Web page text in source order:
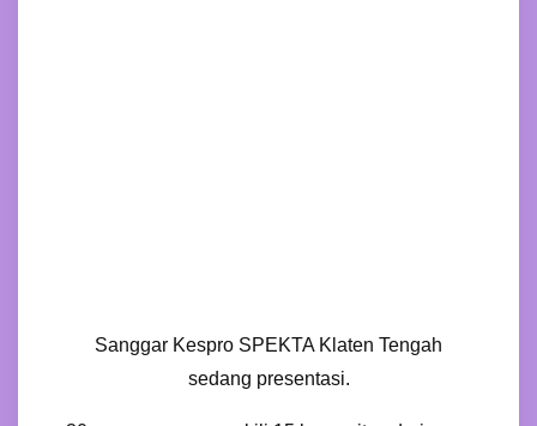
Sanggar Kespro SPEKTA Klaten Tengah
sedang presentasi.